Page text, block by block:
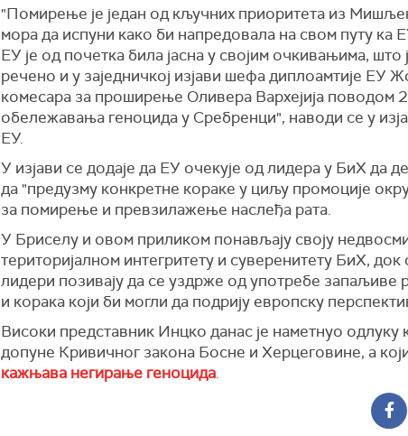
"Помирење је један од кључних приоритета из
мора да испуни како би напредовала на свом путу ка
ЕУ је од почетка била јасна у својим очкивањима, што
речено и у заједничкој изјави шефа диплоамтије ЕУ
комесара за проширење Оливера Вархејија поводом
обележавања геноцида у Сребренци", наводи се у
ЕУ.
У изјави се додаје да ЕУ очекује од лидера у БиХ да
да "предузму конкретне кораке у циљу промоције
за помирење и превзилажење наслеђа рата.
У Бриселу и овом приликом понављају своју
територијалном интегритету и суверенитету БиХ, док
лидери позивају да се уздрже од употребе запаљиве
и корака који би могли да подрију европску
Високи представник Инцко данас је наметнуо одлуку
допуне Кривичног закона Босне и Херцеговине, а
кажњава негирање геноцида.